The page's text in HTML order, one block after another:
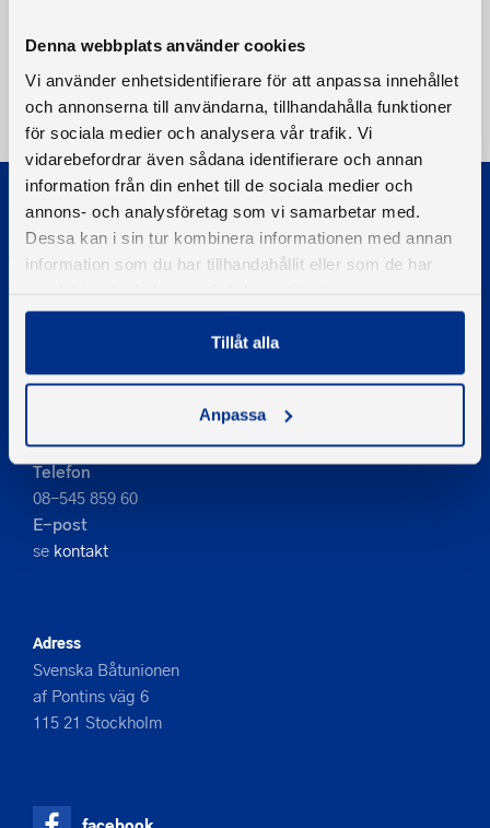
Denna webbplats använder cookies
Vi använder enhetsidentifierare för att anpassa innehållet
och annonserna till användarna, tillhandahålla funktioner
för sociala medier och analysera vår trafik. Vi
vidarebefordrar även sådana identifierare och annan
information från din enhet till de sociala medier och
annons- och analysföretag som vi samarbetar med.
Dessa kan i sin tur kombinera informationen med annan
information som du har tillhandahållit eller som de har
Tillåt alla
Anpassa
© 2026 - Svenska Båtunionen
PIGMENT WEBBYRÅ
Kontakta oss
Telefon
08-545 859 60
E-post
se kontakt
Adress
Svenska Båtunionen
af Pontins väg 6
115 21 Stockholm